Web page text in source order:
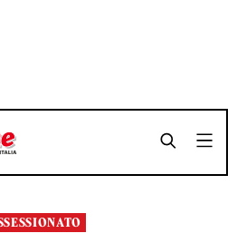
SHARE
SHARE